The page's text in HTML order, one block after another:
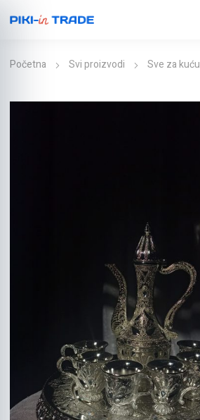
Početna Svi proizvodi Sve za kuću